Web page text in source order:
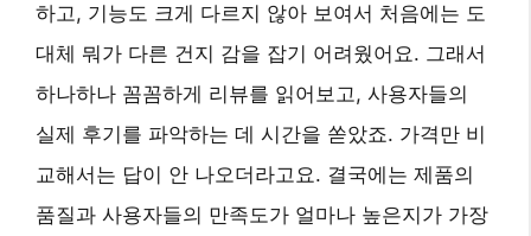
하고, 기능도 크게 다르지 않아 보여서 처음에는 도
대체 뭐가 다른 건지 감을 잡기 어려웠어요. 그래서
하나하나 꼼꼼하게 리뷰를 읽어보고, 사용자들의
실제 후기를 파악하는 데 시간을 쏟았죠. 가격만 비
교해서는 답이 안 나오더라고요. 결국에는 제품의
품질과 사용자들의 만족도가 얼마나 높은지가 가장